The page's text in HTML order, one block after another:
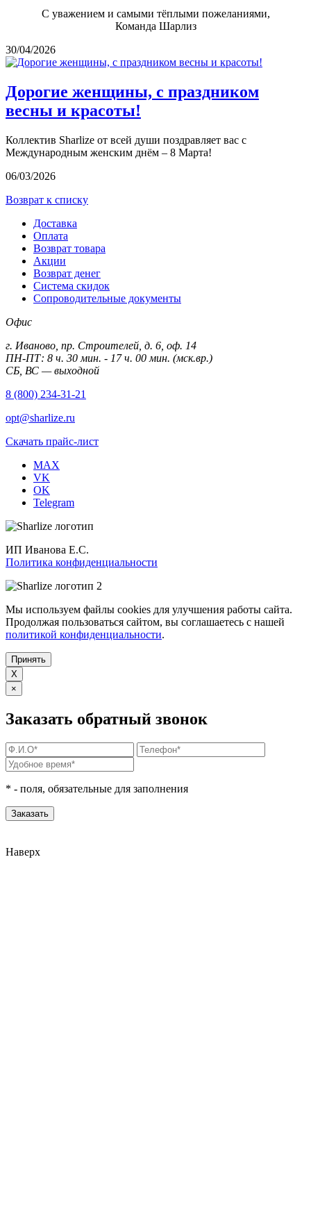
С уважением и самыми тёплыми пожеланиями,
Команда Шарлиз
30/04/2026
Дорогие женщины, с праздником
весны и красоты!
Коллектив Sharlize от всей души поздравляет вас с
Международным женским днём – 8 Марта!
06/03/2026
Возврат к списку
Доставка
Оплата
Возврат товара
Акции
Возврат денег
Система скидок
Сопроводительные документы
Офис
г. Иваново, пр. Строителей, д. 6, оф. 14
ПН-ПТ: 8 ч. 30 мин. - 17 ч. 00 мин. (мск.вр.)
СБ, ВС — выходной
8 (800) 234-31-21
opt@sharlize.ru
Скачать прайс-лист
MAX
VK
OK
Telegram
ИП Иванова Е.С.
Политика конфиденциальности
Мы используем файлы cookies для улучшения работы сайта.
Продолжая пользоваться сайтом, вы соглашаетесь с нашей
политикой конфиденциальности.
Принять
X
×
Заказать обратный звонок
* - поля, обязательные для заполнения
Наверх